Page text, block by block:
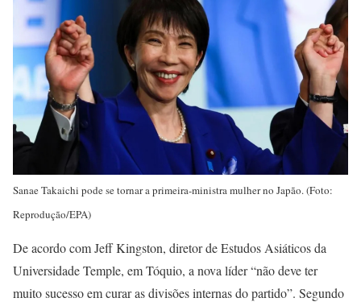
Sanae Takaichi pode se tornar a primeira-ministra mulher no Japão. (Foto:
Reprodução/EPA)
De acordo com Jeff Kingston, diretor de Estudos Asiáticos da
Universidade Temple, em Tóquio, a nova líder “não deve ter
muito sucesso em curar as divisões internas do partido”. Segundo